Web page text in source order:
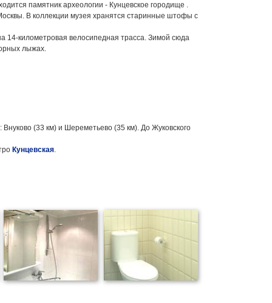
памятник археологии - Кунцевское городище .
В коллекции музея хранятся старинные штофы с
14-километровая велосипедная трасса. Зимой сюда
лыжах.
(33 км) и Шереметьево (35 км). До Жуковского
Кунцевская.